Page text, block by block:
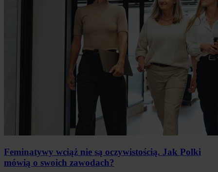
Feminatywy wciąż nie są oczywistością. Jak Polki
mówią o swoich zawodach?